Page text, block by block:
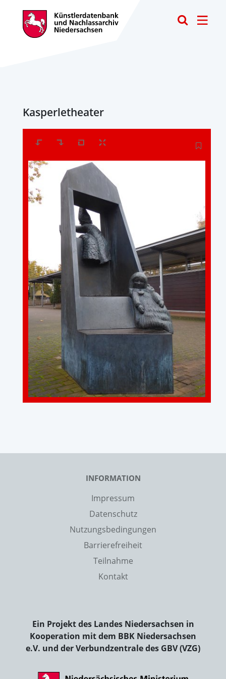
Kasperletheater
INFORMATION
Impressum
Datenschutz
Nutzungsbedingungen
Barrierefreiheit
Teilnahme
Kontakt
Ein Projekt des Landes Niedersachsen in
Kooperation mit dem BBK Niedersachsen
e.V. und der Verbundzentrale des GBV (VZG)